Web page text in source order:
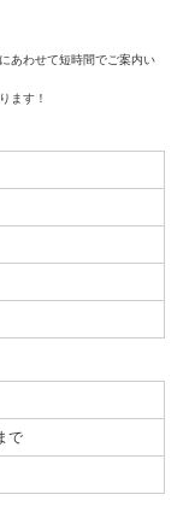
あわせて短時間でご案内い
ます！
で